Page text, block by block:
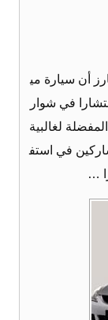
أن سيارة مي
في شوار
لغالبية
في استف
…